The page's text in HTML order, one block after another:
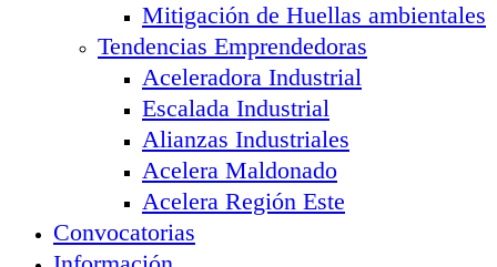
Mitigación de Huellas ambientales
Tendencias Emprendedoras
Aceleradora Industrial
Escalada Industrial
Alianzas Industriales
Acelera Maldonado
Acelera Región Este
Convocatorias